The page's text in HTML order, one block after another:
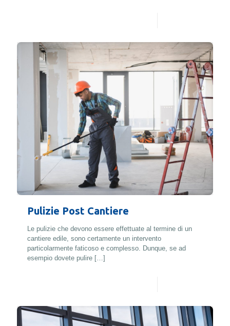
Pulizie Post Cantiere
Le pulizie che devono essere effettuate al termine di un
cantiere edile, sono certamente un intervento
particolarmente faticoso e complesso. Dunque, se ad
esempio dovete pulire […]